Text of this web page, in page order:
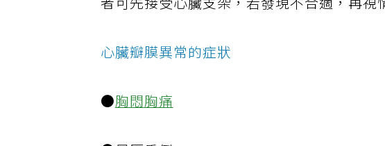
者可先接受心臟支架，若發現不合適，再視
心臟瓣膜異常的症狀
●胸悶胸痛